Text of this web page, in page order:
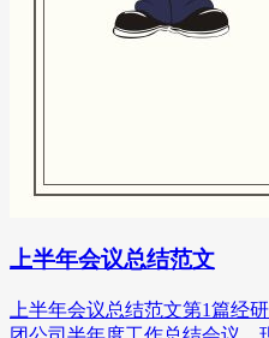
上半年会议总结范文
上半年会议总结范文第1篇经